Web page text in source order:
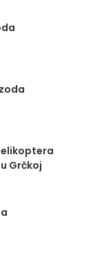
Grčkoj